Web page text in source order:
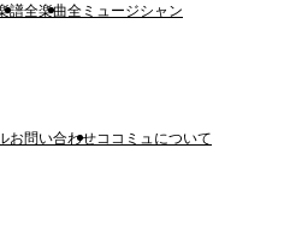
譜全楽曲全ミュージシャン
お問い合わせココミュについて